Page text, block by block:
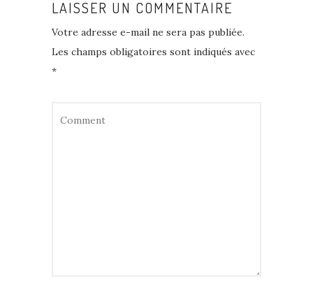
LAISSER UN COMMENTAIRE
Votre adresse e-mail ne sera pas publiée.
Les champs obligatoires sont indiqués avec
*